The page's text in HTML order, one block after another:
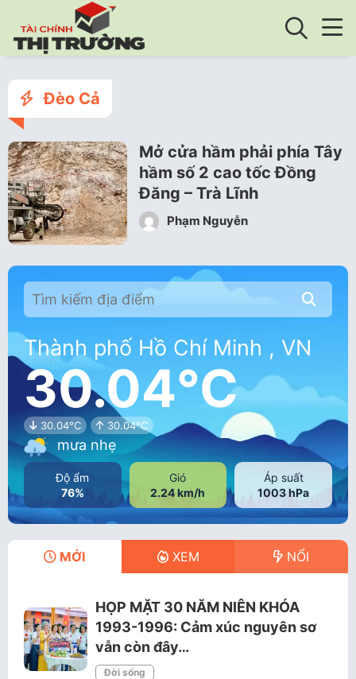
Đèo Cả
Mở cửa hầm phải phía Tây
hầm số 2 cao tốc Đồng
Đăng – Trà Lĩnh
Phạm Nguyễn
Thành phố Hồ Chí Minh , VN
30.04°C
30.04°C 30.04°C
mưa nhẹ
Độ ẩm
76%
Gió
2.24 km/h
Áp suất
1003 hPa
MỚI XEM NỔI
HỌP MẶT 30 NĂM NIÊN KHÓA
1993-1996: Cảm xúc nguyên sơ
vẫn còn đây…
Đời sống